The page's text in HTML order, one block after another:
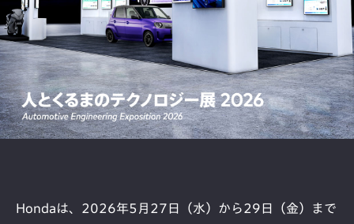
Hondaは、2026年5月27日（水）から29日（金）まで